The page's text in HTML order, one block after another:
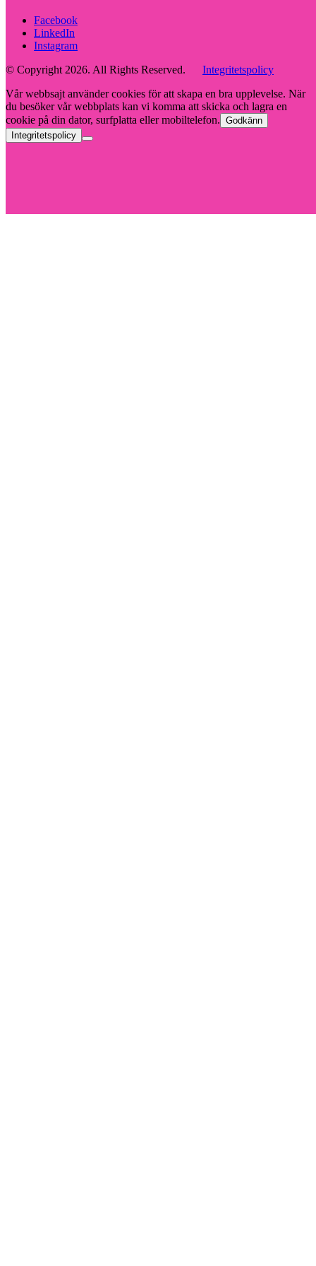
Facebook
LinkedIn
Instagram
© Copyright 2026. All Rights Reserved. Integritetspolicy
Vår webbsajt använder cookies för att skapa en bra upplevelse. När
du besöker vår webbplats kan vi komma att skicka och lagra en
cookie på din dator, surfplatta eller mobiltelefon. Godkänn
Integritetspolicy